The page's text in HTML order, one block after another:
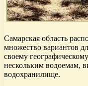
Самарская область
множество вариантов
своему
нескольким водоемам,
водохранилище.